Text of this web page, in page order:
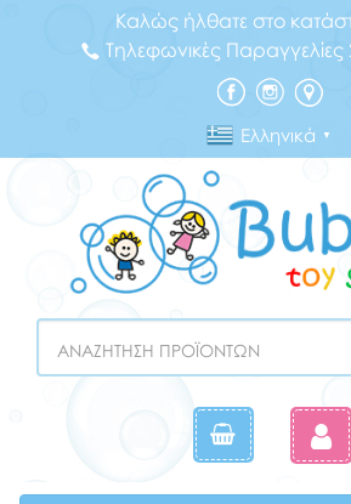
Καλώς ήλθατε στο
Τηλεφωνικές
Ελληνικά ▼